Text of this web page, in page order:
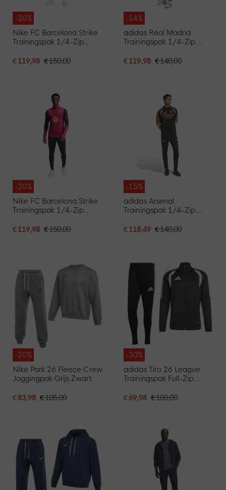
-20%
Nike FC Barcelona Strike
Trainingspak 1/4-Zip
Rood Geel
€ 119,98 € 150,00
-14%
adidas Real Madrid
Trainingspak 1/4-Zip
Roze Wit
€ 119,98 € 140,00
-20%
Nike FC Barcelona Strike
Trainingspak 1/4-Zip
Donkerblauw Geel
€ 119,98 € 150,00
-15%
adidas Arsenal
Trainingspak 1/4-Zip
€ 118,49 € 140,00
-20%
Nike Park 26 Fleece Crew
Joggingpak Grijs Zwart
€ 83,98 € 105,00
-30%
adidas Tiro 26 League
Trainingspak Full-Zip
€ 69,98 € 100,00